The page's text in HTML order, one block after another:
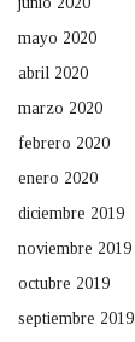
mayo 2020
abril 2020
marzo 2020
febrero 2020
enero 2020
diciembre 2019
noviembre 2019
octubre 2019
septiembre 2019